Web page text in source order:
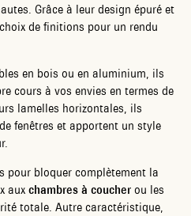
Grâce à leur design épuré et
de finitions pour un rendu
en bois ou en aluminium, ils
cours à vos envies en termes de
lamelles horizontales, ils
fenêtres et apportent un style
pour bloquer complètement la
aux chambres à coucher ou les
totale. Autre caractéristique,